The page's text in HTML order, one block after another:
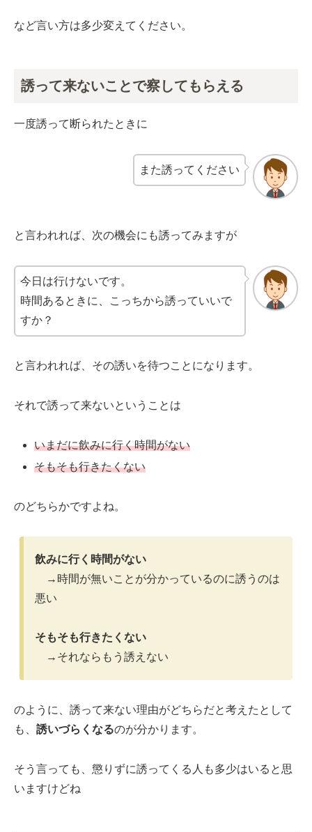
など言い方は多少変えてください。
誘って来ないことで察してもらえる
一度誘って断られたときに
また誘ってください
と言われれば、次の機会にも誘ってみますが
今日は行けないです。
時間あるときに、こっちから誘っていいで
すか？
と言われれば、その誘いを待つことになります。
それで誘って来ないということは
いまだに飲みに行く時間がない
そもそも行きたくない
のどちらかですよね。
飲みに行く時間がない
→時間が無いことが分かっているのに誘うのは
悪い
そもそも行きたくない
→それならもう誘えない
のように、誘って来ない理由がどちらだと考えたとして
も、 誘いづらくなるのが分かります。
そう言っても、懲りずに誘ってくる人も多少はいると思
いますけどね